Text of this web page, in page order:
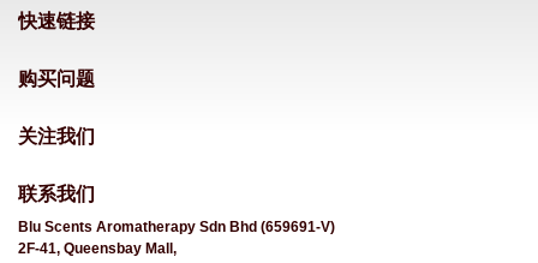
快速链接
购买问题
关注我们
联系我们
Blu Scents Aromatherapy Sdn Bhd (659691-V)
2F-41, Queensbay Mall,